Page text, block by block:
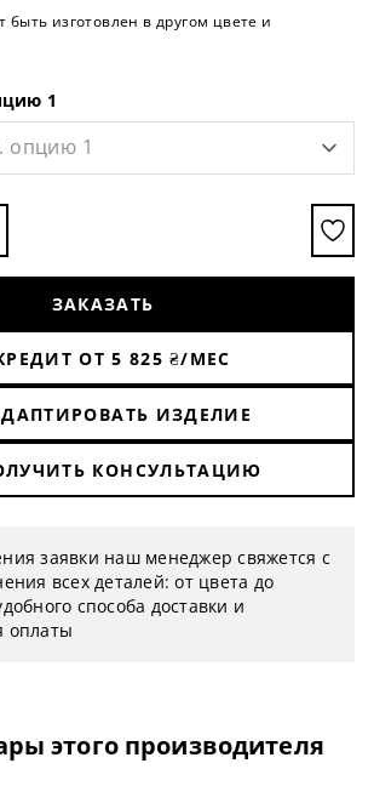
быть изготовлен в другом цвете и
1
опцию 1
ЗАКАЗАТЬ
ОТ 5 825 ₴/МЕС
ИЗДЕЛИЕ
КОНСУЛЬТАЦИЮ
заявки наш менеджер свяжется с
всех деталей: от цвета до
способа доставки и
оплаты
этого производителя